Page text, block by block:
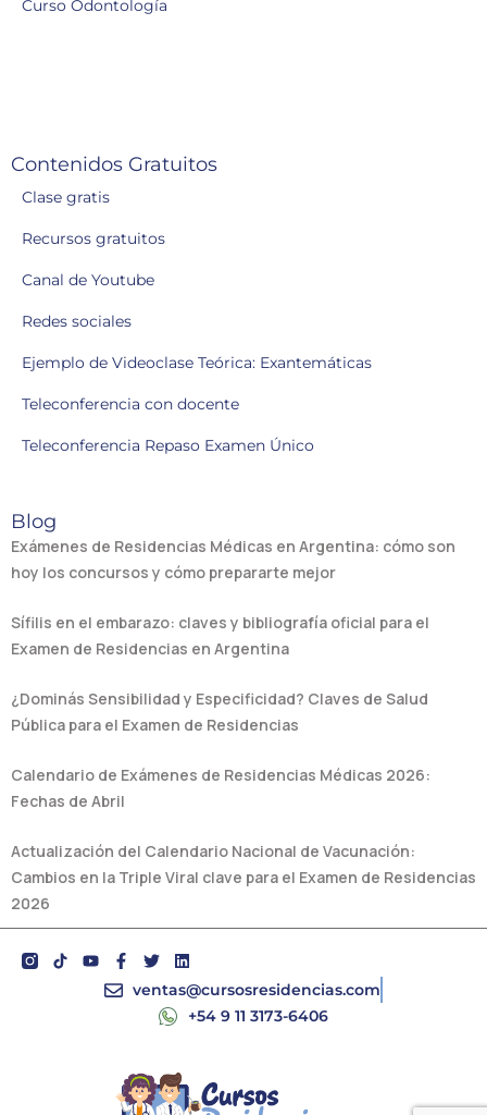
Curso Odontología
Contenidos Gratuitos
Clase gratis
Recursos gratuitos
Canal de Youtube
Redes sociales
Ejemplo de Videoclase Teórica: Exantemáticas
Teleconferencia con docente
Teleconferencia Repaso Examen Único
Blog
Exámenes de Residencias Médicas en Argentina: cómo son
hoy los concursos y cómo prepararte mejor
Sífilis en el embarazo: claves y bibliografía oficial para el
Examen de Residencias en Argentina
¿Dominás Sensibilidad y Especificidad? Claves de Salud
Pública para el Examen de Residencias
Calendario de Exámenes de Residencias Médicas 2026:
Fechas de Abril
Actualización del Calendario Nacional de Vacunación:
Cambios en la Triple Viral clave para el Examen de Residencias
2026
Y
o
F
a
c
k
-
f
T
w
i
L
i
n
e
n
ventas@cursosresidencias.com
+54 9 11 3173-6406